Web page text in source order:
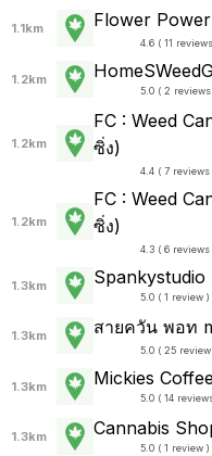
1.1km Flower
4.6 ( 11
1.2km
5.0 ( 2 reviews
1.2km
FC : Weed
ซิ่ง)
4.4 ( 7 reviews
1.2km
FC : Weed
ซิ่ง)
4.3 ( 6 reviews
1.3km Spankystudio
5.0 ( 1 review )
1.3km สายควัน พอท
5.0 ( 25
1.3km Mickies
5.0 ( 14
1.3km Cannabis
5.0 ( 1 review )